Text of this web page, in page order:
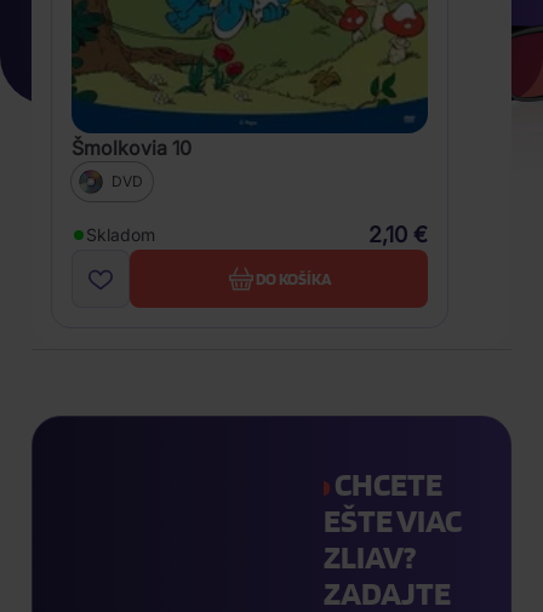
Šmolkovia 10
DVD
Skladom 2,10 €
DO KOŠÍKA
CHCETE
EŠTE VIAC
ZLIAV?
ZADAJTE